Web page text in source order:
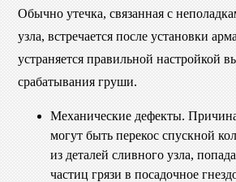
Обычно утечка, связанная с
узла, встречается после установки
устраняется правильной настройкой
срабатывания груши.
Механические дефекты.
могут быть перекос спускной
из деталей сливного узла,
частиц грязи в посадочное